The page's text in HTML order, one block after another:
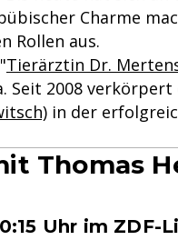
Charme
Rollen aus.
Tierärztin Dr.
Seit 2008 verkörpert
in der
Thomas
Uhr im ZDF-